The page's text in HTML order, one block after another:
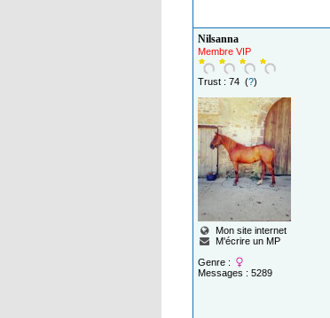
Nilsanna
Membre VIP
Trust : 74 (?)
Mon site internet
M'écrire un MP
Genre :
Messages : 5289